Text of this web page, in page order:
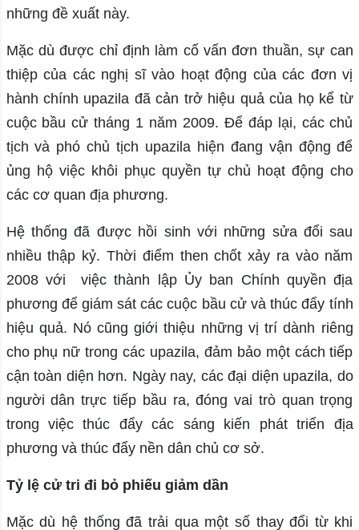
những đề xuất này.
Mặc dù được chỉ định làm cố vấn đơn thuần, sự can
thiệp của các nghị sĩ vào hoạt động của các đơn vị
hành chính upazila đã cản trở hiệu quả của họ kể từ
cuộc bầu cử tháng 1 năm 2009. Để đáp lại, các chủ
tịch và phó chủ tịch upazila hiện đang vận động để
ủng hộ việc khôi phục quyền tự chủ hoạt động cho
các cơ quan địa phương.
Hệ thống đã được hồi sinh với những sửa đổi sau
nhiều thập kỷ. Thời điểm then chốt xảy ra vào năm
2008 với việc thành lập Ủy ban Chính quyền địa
phương để giám sát các cuộc bầu cử và thúc đẩy tính
hiệu quả. Nó cũng giới thiệu những vị trí dành riêng
cho phụ nữ trong các upazila, đảm bảo một cách tiếp
cận toàn diện hơn. Ngày nay, các đại diện upazila, do
người dân trực tiếp bầu ra, đóng vai trò quan trọng
trong việc thúc đẩy các sáng kiến ​​phát triển địa
phương và thúc đẩy nền dân chủ cơ sở.
Tỷ lệ cử tri đi bỏ phiếu giảm dần
Mặc dù hệ thống đã trải qua một số thay đổi từ khi